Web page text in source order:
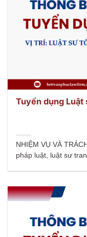
Tuyển dụng Luật
NHIỆM VỤ VÀ
pháp luật, luật sư